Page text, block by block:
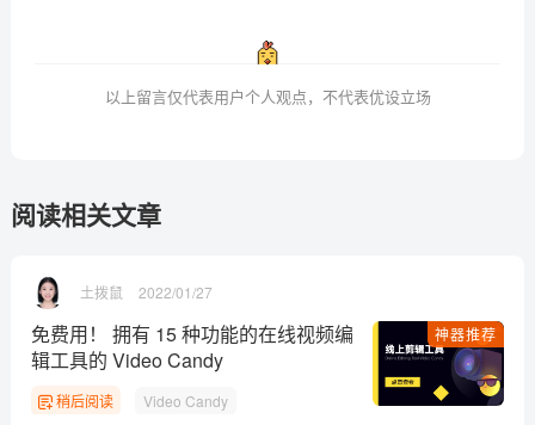
以上留言仅代表用户个人观点，不代表优设立场
阅读相关文章
土拨鼠 2022/01/27
神器推荐
免费用！ 拥有 15 种功能的在线视频编
辑工具的 Video Candy
稍后阅读 Video Candy